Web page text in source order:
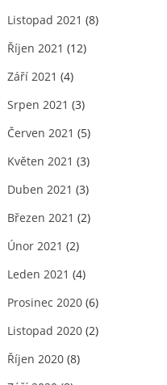
Listopad 2021 (8)
Říjen 2021 (12)
Září 2021 (4)
Srpen 2021 (3)
Červen 2021 (5)
Květen 2021 (3)
Duben 2021 (3)
Březen 2021 (2)
Únor 2021 (2)
Leden 2021 (4)
Prosinec 2020 (6)
Listopad 2020 (2)
Říjen 2020 (8)